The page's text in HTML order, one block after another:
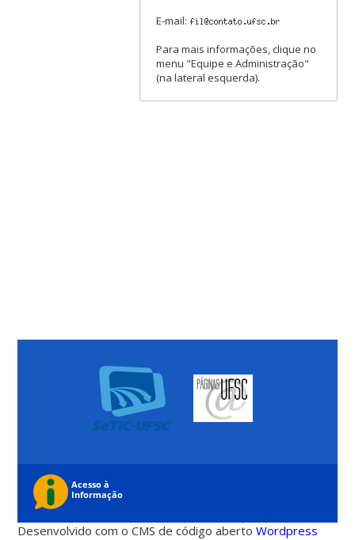
E-mail:
Para mais informações, clique no
menu "Equipe e Administração"
(na lateral esquerda).
Desenvolvido com o CMS de código abertoWordpress